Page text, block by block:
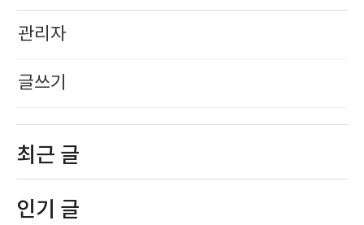
관리자
글쓰기
최근 글
인기 글